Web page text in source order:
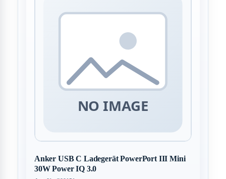
Anker USB C Ladegerät PowerPort III Mini
30W Power IQ 3.0